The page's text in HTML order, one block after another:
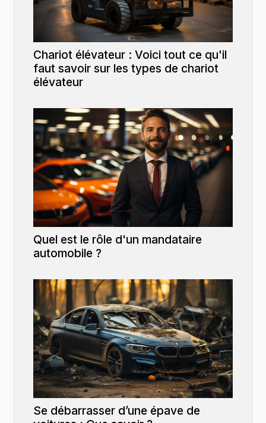
Chariot élévateur : Voici tout ce qu'il
faut savoir sur les types de chariot
élévateur
Quel est le rôle d'un mandataire
automobile ?
Se débarrasser d’une épave de